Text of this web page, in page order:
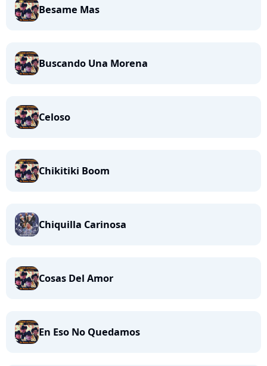
Besame Mas
Buscando Una Morena
Celoso
Chikitiki Boom
Chiquilla Carinosa
Cosas Del Amor
En Eso No Quedamos